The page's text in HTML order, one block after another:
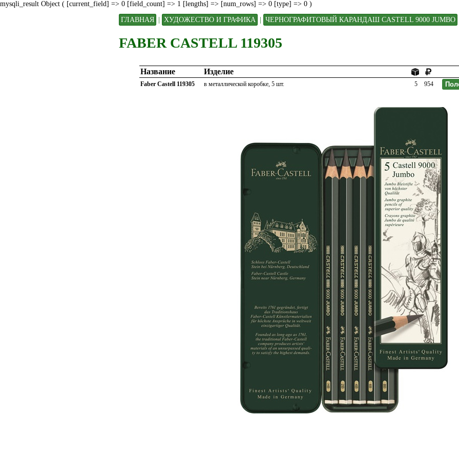
mysqli_result Object ( [current_field] => 0 [field_count] => 1 [lengths] => [num_rows] => 0 [type] => 0 )
ГЛАВНАЯ ХУДОЖЕСТВО И ГРАФИКА ЧЕРНОГРАФИТОВЫЙ КАРАНДАШ CASTELL 9000 JUMBO
FABER CASTELL 119305
Название Изделие
Faber Castell 119305 в металлической коробке, 5 шт. 5 954